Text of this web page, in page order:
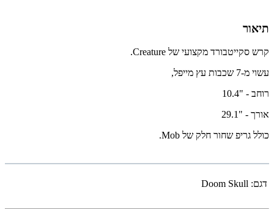
תיאור
קרש סקייטבורד מקצועי של Creature.
עשוי מ-7 שכבות עץ מייפל,
רוחב - "10.4
אורך - "29.1
כולל גריפ שחור חלק של Mob.
דגם: Doom Skull